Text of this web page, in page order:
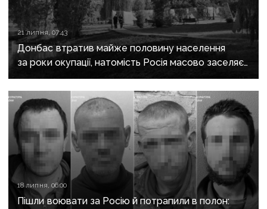
21 липня, 07:43
Донбас втратив майже половину населення
за роки окупації, натомість Росія масово заселяє
регіон своїми громадянами — ГУР
18 липня, 06:00
Пішли воювати за Росію й потрапили в полон: